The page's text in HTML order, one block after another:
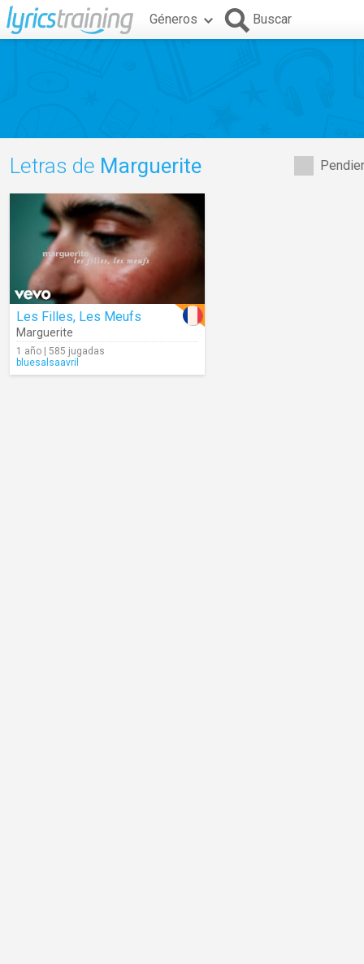
Géneros Buscar
Letras de Marguerite
Les Filles, Les Meufs
Marguerite
1 año | 585 jugadas
bluesalsaavril